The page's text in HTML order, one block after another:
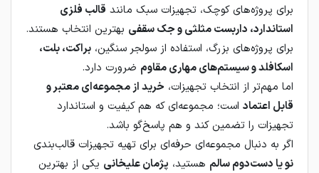
برای پروژه‌های کوچک، تجهیزات سبک مانند قالب فلزی
استاندارد، داربست مثلثی و جک سقفی بهترین انتخاب هستند.
برای پروژه‌های بزرگ، استفاده از سولجر سنگین، براکت، بلت،
اسکافلد و سیستم‌های مهاری مقاوم ضرورت دارد.
اما مهم‌تر از انتخاب تجهیزات، خرید از مجموعه‌ای معتبر و
قابل اعتماد است؛ مجموعه‌ای که هم کیفیت و استاندارد
تجهیزات را تضمین کند و هم پاسخ‌گو باشد.
اگر به دنبال مجموعه‌ای حرفه‌ای برای تهیه تجهیزات قالب‌بندی
نو یا دست‌دوم سالم هستید، پژمان علیخانی یکی از بهترین